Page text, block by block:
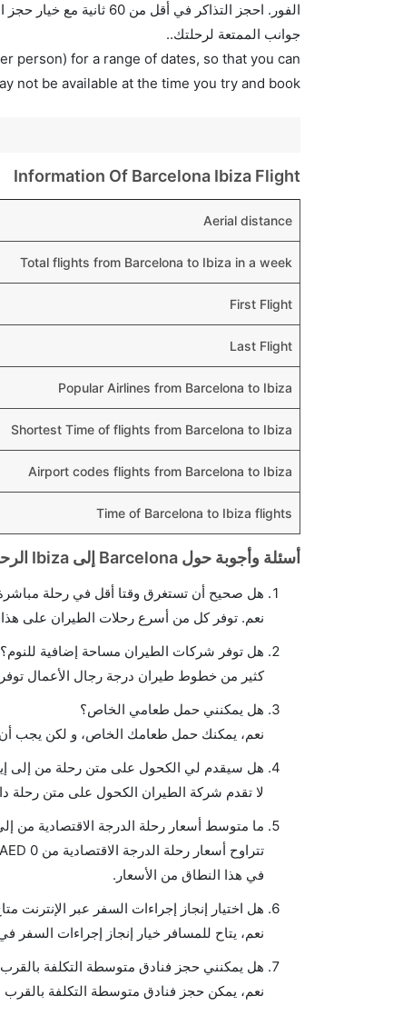
الفور. احجز التذاكر في
جوانب الممتعة لرحلتك..
person) for a range of dates, so that you can
not be available at the time you try and book.
Information Of Barcelona Ibiza Flight
Aerial distance
Total flights from Barcelona to Ibiza in a week
First Flight
Last Flight
Popular Airlines from Barcelona to Ibiza
Shortest Time of flights from Barcelona to Ibiza
Airport codes flights from Barcelona to Ibiza
Time of Barcelona to Ibiza flights
أسئلة وأجوبة حول Barcelona إلى Ibiza الرحلات الجوية
هل صحيح أن تستغرق وقتا أقل في رحلة مباشرة
نعم. توفر كل من أسرع رحلات الطيران على
هل توفر شركات الطيران مساحة إضافية للنوم؟
كثير من خطوط طيران درجة رجال الأعمال
هل يمكنني حمل طعامي الخاص؟
نعم، يمكنك حمل طعامك الخاص، و لكن يجب
هل سيقدم لي الكحول على متن رحلة من إلى
لا تقدم شركة الطيران الكحول على متن رحلة
ما متوسط أسعار رحلة الدرجة الاقتصادية من إلى
في هذا النطاق من الأسعار.
هل اختيار إنجاز إجراءات السفر عبر الإنترنت
نعم، يتاح للمسافر خيار إنجاز إجراءات السفر
هل يمكنني حجز فنادق متوسطة التكلفة بالقرب
نعم، يمكن حجز فنادق متوسطة التكلفة بالقرب